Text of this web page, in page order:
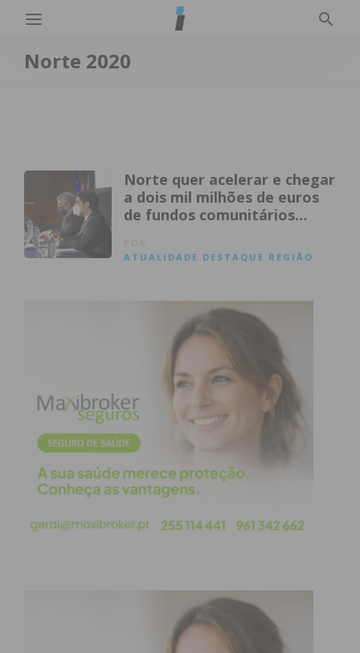
Norte 2020
Norte quer acelerar e chegar
a dois mil milhões de euros
de fundos comunitários
ATUALIDADE DESTAQUE REGIÃO